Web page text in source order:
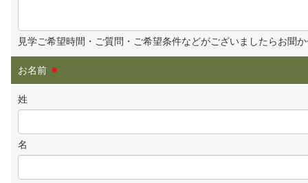
見学ご希望時間・ご質問・ご希望条件などがございましたらお聞
お名前 ※
姓
名